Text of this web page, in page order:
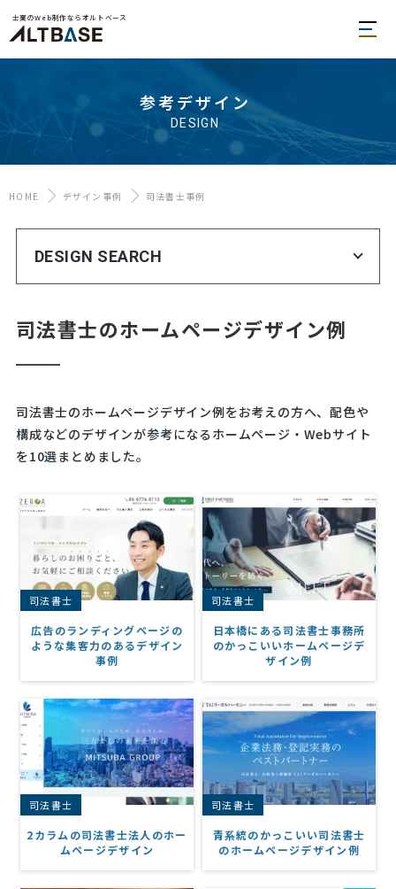
士業のWeb制作ならオルトベース
参考デザイン
DESIGN
HOME デザイン事例 司法書士事例
DESIGN SEARCH
司法書士のホームページデザイン例
司法書士のホームページデザイン例をお考えの方へ、配色や
構成などのデザインが参考になるホームページ・Webサイト
を10選まとめました。
司法書士
広告のランディングページの
ような集客力のあるデザイン
事例
司法書士
日本橋にある司法書士事務所
のかっこいいホームページデ
ザイン例
司法書士
2カラムの司法書士法人のホー
ムページデザイン
司法書士
青系統のかっこいい司法書士
のホームページデザイン例